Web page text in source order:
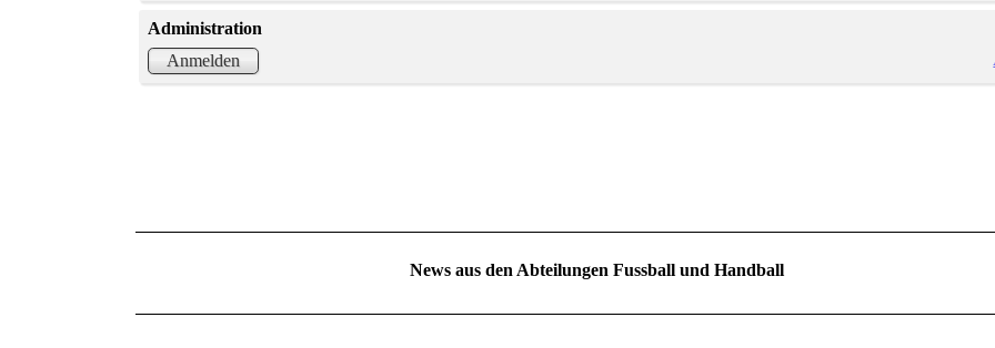
Administration
Anmelden
News aus den Abteilungen Fussball und Handball